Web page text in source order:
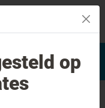
poskytovatele léčby
Invisalign op